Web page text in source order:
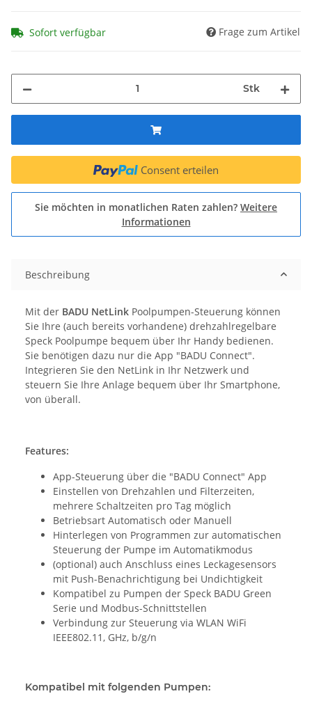
Sofort verfügbar Frage zum Artikel
Stk
Consent erteilen
Sie möchten in monatlichen Raten zahlen? Weitere
Informationen
Beschreibung
Mit der BADU NetLink Poolpumpen-Steuerung können
Sie Ihre (auch bereits vorhandene) drehzahlregelbare
Speck Poolpumpe bequem über Ihr Handy bedienen.
Sie benötigen dazu nur die App "BADU Connect".
Integrieren Sie den NetLink in Ihr Netzwerk und
steuern Sie Ihre Anlage bequem über Ihr Smartphone,
von überall.
Features:
App-Steuerung über die "BADU Connect" App
Einstellen von Drehzahlen und Filterzeiten,
mehrere Schaltzeiten pro Tag möglich
Betriebsart Automatisch oder Manuell
Hinterlegen von Programmen zur automatischen
Steuerung der Pumpe im Automatikmodus
(optional) auch Anschluss eines Leckagesensors
mit Push-Benachrichtigung bei Undichtigkeit
Kompatibel zu Pumpen der Speck BADU Green
Serie und Modbus-Schnittstellen
Verbindung zur Steuerung via WLAN WiFi
IEEE802.11, GHz, b/g/n
Kompatibel mit folgenden Pumpen: